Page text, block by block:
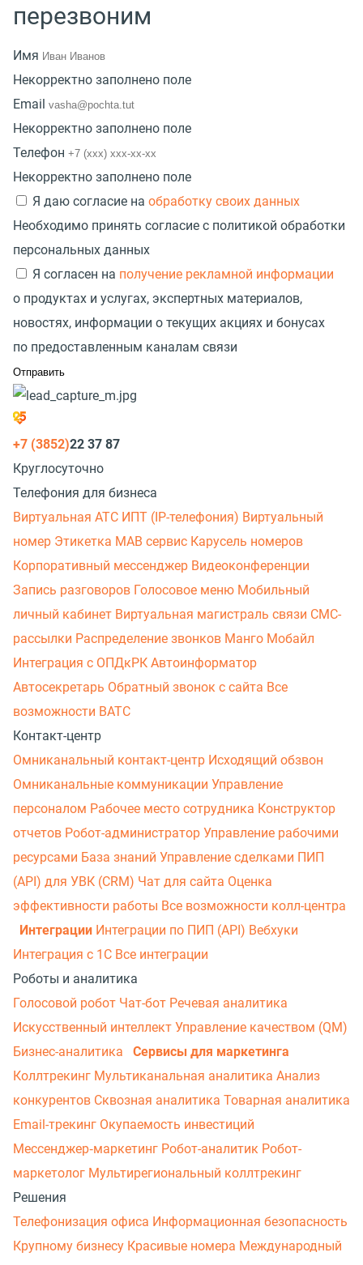
перезвоним
Имя
Некорректно заполнено поле
Email
Некорректно заполнено поле
Телефон
Некорректно заполнено поле
Я даю согласие на обработку своих данных
Необходимо принять согласие с политикой обработки
персональных данных
Я согласен на получение рекламной информации
о продуктах и услугах, экспертных материалов,
новостях, информации о текущих акциях и бонусах
по предоставленным каналам связи
+7 (3852)22 37 87
Круглосуточно
Телефония для бизнеса
Виртуальная АТС ИПТ (IP-телефония) Виртуальный
номер Этикетка МАВ сервис Карусель номеров
Корпоративный мессенджер Видеоконференции
Запись разговоров Голосовое меню Мобильный
личный кабинет Виртуальная магистраль связи СМС-
рассылки Распределение звонков Манго Мобайл
Интеграция с ОПДкРК Автоинформатор
Автосекретарь Обратный звонок с сайта Все
возможности ВАТС
Контакт-центр
Омниканальный контакт-центр Исходящий обзвон
Омниканальные коммуникации Управление
персоналом Рабочее место сотрудника Конструктор
отчетов Робот-администратор Управление рабочими
ресурсами База знаний Управление сделками ПИП
(API) для УВК (CRM) Чат для сайта Оценка
эффективности работы Все возможности колл-центра
Интеграции Интеграции по ПИП (API) Вебхуки
Интеграция с 1С Все интеграции
Роботы и аналитика
Голосовой робот Чат-бот Речевая аналитика
Искусственный интеллект Управление качеством (QM)
Бизнес-аналитика
Сервисы для маркетинга
Коллтрекинг Мультиканальная аналитика Анализ
конкурентов Сквозная аналитика Товарная аналитика
Email-трекинг Окупаемость инвестиций
Мессенджер‑маркетинг Робот-аналитик Робот-
маркетолог Мультирегиональный коллтрекинг
Решения
Телефонизация офиса Информационная безопасность
Крупному бизнесу Красивые номера Международный